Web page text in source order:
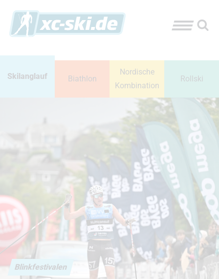
Skilanglauf Biathlon
Nordische
Kombination
Rollski
Blinkfestivalen